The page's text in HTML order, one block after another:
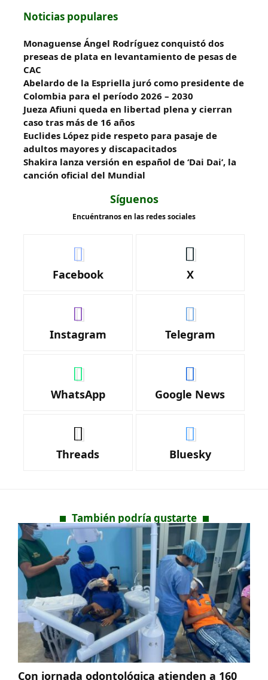
Noticias populares
Monaguense Ángel Rodríguez conquistó dos
preseas de plata en levantamiento de pesas de
CAC
Abelardo de la Espriella juró como presidente de
Colombia para el período 2026 – 2030
Jueza Afiuni queda en libertad plena y cierran
caso tras más de 16 años
Euclides López pide respeto para pasaje de
adultos mayores y discapacitados
Shakira lanza versión en español de ‘Dai Dai’, la
canción oficial del Mundial
Síguenos
Encuéntranos en las redes sociales
Facebook X
Instagram Telegram
WhatsApp Google News
Threads Bluesky
También podría gustarte
Con jornada odontológica atienden a 160